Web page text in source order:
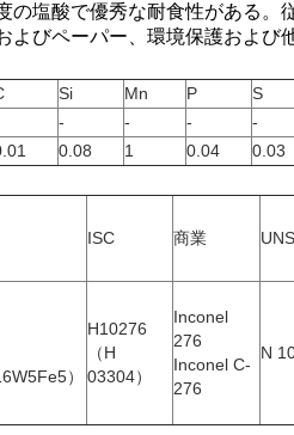
の塩酸で優秀な耐食性がある。
よびペーパー、環境保護および
Si Mn P S
- - - -
0.08 1 0.04 0.03
ISC 商業 UNS
）
H10276
（H
03304）
Inconel
276
Inconel C-
276
N